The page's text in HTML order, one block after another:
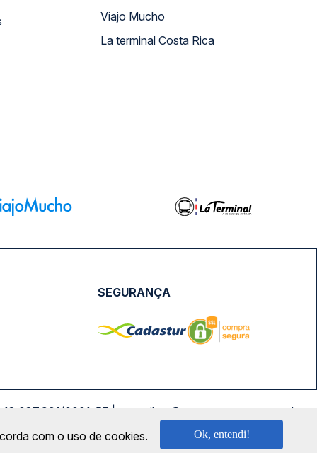
Viajo Mucho
La terminal Costa Rica
SEGURANÇA
0001-57 | saconibus@queropassagem.com.br
com o uso de cookies. Ok, entendi!